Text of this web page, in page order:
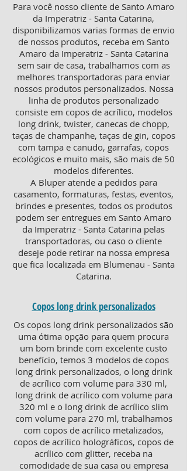
Para você nosso cliente de Santo Amaro
da Imperatriz - Santa Catarina,
disponibilizamos varias formas de envio
de nossos produtos, receba em Santo
Amaro da Imperatriz - Santa Catarina
sem sair de casa, trabalhamos com as
melhores transportadoras para enviar
nossos produtos personalizados. Nossa
linha de produtos personalizado
consiste em copos de acrílico, modelos
long drink, twister, canecas de chopp,
taças de champanhe, taças de gin, copos
com tampa e canudo, garrafas, copos
ecológicos e muito mais, são mais de 50
modelos diferentes.
A Bluper atende a pedidos para
casamento, formaturas, festas, eventos,
brindes e presentes, todos os produtos
podem ser entregues em Santo Amaro
da Imperatriz - Santa Catarina pelas
transportadoras, ou caso o cliente
deseje pode retirar na nossa empresa
que fica localizada em Blumenau - Santa
Catarina.
Copos long drink personalizados
Os copos long drink personalizados são
uma ótima opção para quem procura
um bom brinde com excelente custo
benefício, temos 3 modelos de copos
long drink personalizados, o long drink
de acrílico com volume para 330 ml,
long drink de acrílico com volume para
320 ml e o long drink de acrílico slim
com volume para 270 ml, trabalhamos
com copos de acrílico metalizados,
copos de acrílico holográficos, copos de
acrílico com glitter, receba na
comodidade de sua casa ou empresa